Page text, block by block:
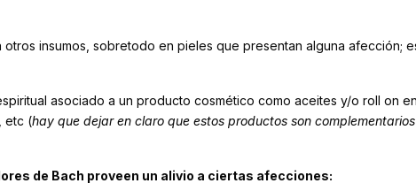
insumos, sobretodo en pieles que presentan alguna afección;
asociado a un producto cosmético como aceites y/o roll on
etc (hay que dejar en claro que estos productos son
de Bach proveen un alivio a ciertas afecciones: